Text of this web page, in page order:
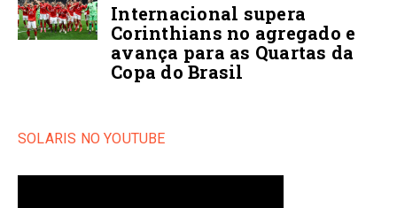
Internacional supera
Corinthians no agregado e
avança para as Quartas da
Copa do Brasil
SOLARIS NO YOUTUBE